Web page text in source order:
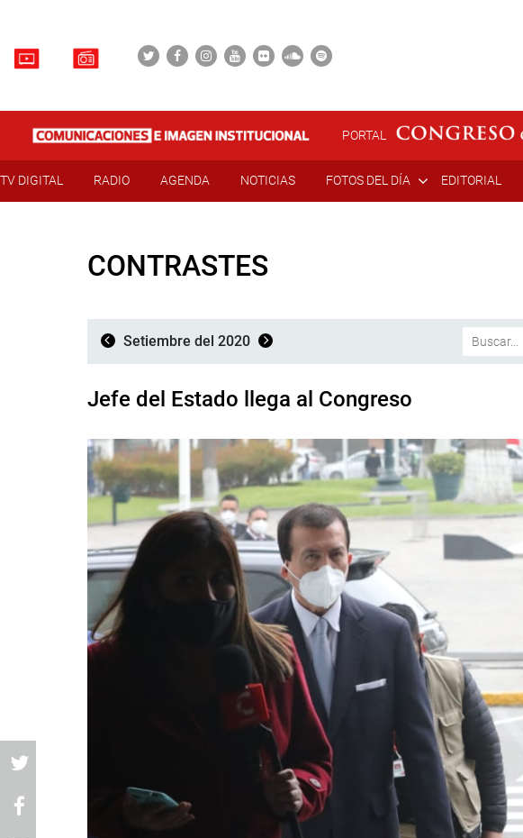
PORTAL
TV DIGITAL RADIO AGENDA NOTICIAS FOTOS DEL DÍA EDITORIAL
CONTRASTES
Setiembre del 2020
Jefe del Estado llega al Congreso